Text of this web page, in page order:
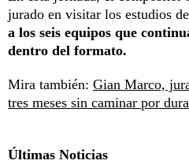
jurado en visitar los estudios
a los seis equipos que
dentro del formato.
Mira también: Gian Marco,
tres meses sin caminar por
Últimas Noticias